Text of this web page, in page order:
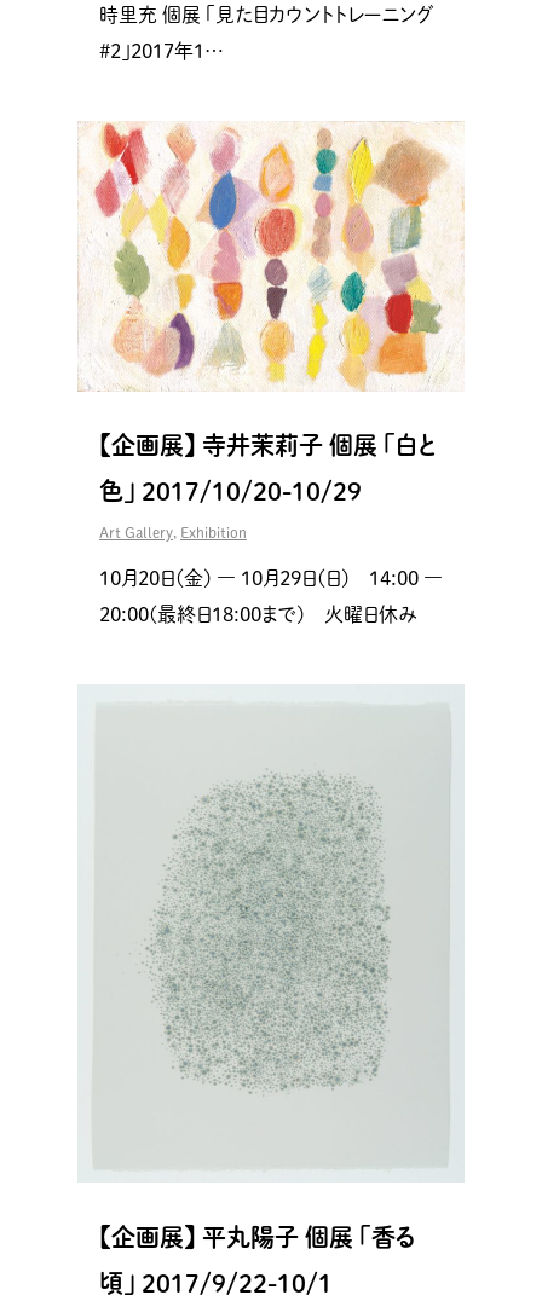
時里充 個展 「見た目カウントトレーニング
#2」2017年1…
【企画展】 寺井茉莉子 個展 「白と
色」 2017/10/20-10/29
Art Gallery Exhibition
10月20日(金) ― 10月29日(日) 14:00 ―
20:00(最終日18:00まで) 火曜日休み
【企画展】 平丸陽子 個展 「香る
頃」 2017/9/22-10/1